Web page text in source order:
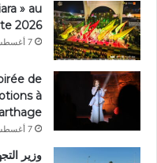
» au
2026
7 أغسطس، 2026
de
à
7 أغسطس، 2026
وزير